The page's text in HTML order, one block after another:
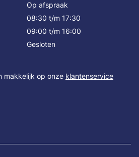
Op afspraak
08:30 t/m 17:30
09:00 t/m 16:00
Gesloten
makkelijk op onze klantenservice